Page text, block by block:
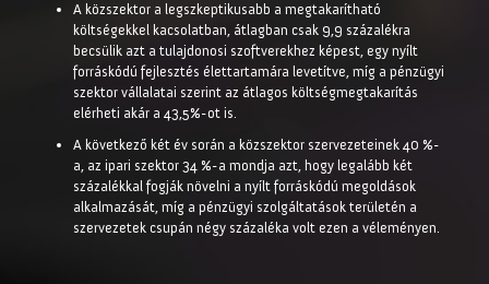
A közszektor a legszkeptikusabb a megtakarítható
költségekkel kacsolatban, átlagban csak 9,9 százalékra
becsülik azt a tulajdonosi szoftverekhez képest, egy nyílt
forráskódú fejlesztés élettartamára levetítve, míg a pénzügyi
szektor vállalatai szerint az átlagos költségmegtakarítás
elérheti akár a 43,5%-ot is.
A következő két év során a közszektor szervezeteinek 40 %-
a, az ipari szektor 34 %-a mondja azt, hogy legalább két
százalékkal fogják növelni a nyílt forráskódú megoldások
alkalmazását, míg a pénzügyi szolgáltatások területén a
szervezetek csupán négy százaléka volt ezen a véleményen.